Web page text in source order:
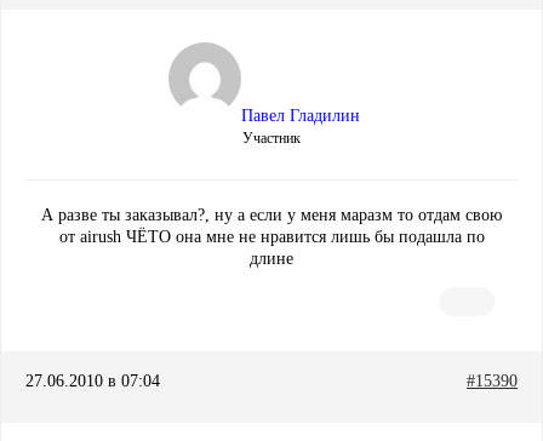
Павел Гладилин
Участник
А разве ты заказывал?, ну а если у меня маразм то отдам свою
от airush ЧЁТО она мне не нравится лишь бы подашла по
длине
27.06.2010 в 07:04 #15390